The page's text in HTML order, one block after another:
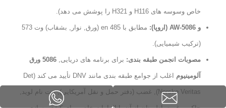
خاص وسوسه های H116 و H321 را پوشش می دهد).
و AW-5086 (اروپا): مطابق با en 485 (ورق, نوار, بشقاب) وت 573
(ترکیب شیمیایی).
مصوبات انجمن طبقه بندی: برای برنامه های دریایی, 5086 ورق
آلومینیوم اغلب از جوامع طبقه بندی مانند DNV تأیید می کند (Det
Norske Veritas), غضب (دفتر حمل و نقل آمریکایی), ثبت نام لوید,